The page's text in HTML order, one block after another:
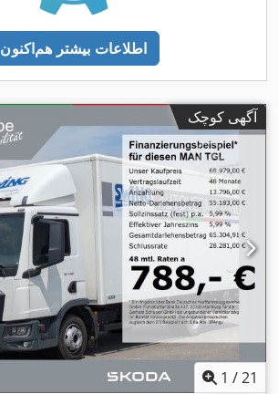
اطلاعات بیشتر هم‌اکنون
آگهی کوچک
1 /21